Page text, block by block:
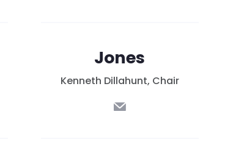
Jones
Kenneth Dillahunt, Chair